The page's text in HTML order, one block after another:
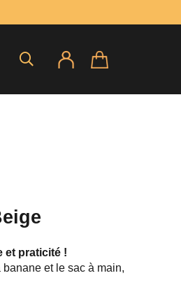
et praticité !
et le sac à main,